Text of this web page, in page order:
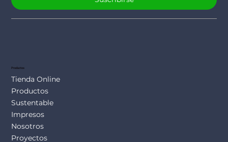
Productos
Tienda Online
Productos
Sustentable
Impresos
Nosotros
Proyectos